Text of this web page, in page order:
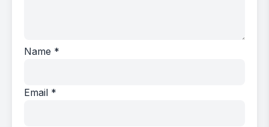
Name *
Email *